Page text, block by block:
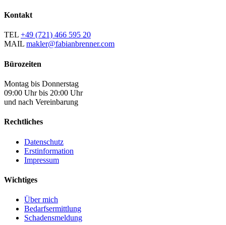
Kontakt
TEL +49 (721) 466 595 20
MAIL makler@fabianbrenner.com
Bürozeiten
Montag bis Donnerstag
09:00 Uhr bis 20:00 Uhr
und nach Vereinbarung
Rechtliches
Datenschutz
Erstinformation
Impressum
Wichtiges
Über mich
Bedarfsermittlung
Schadensmeldung